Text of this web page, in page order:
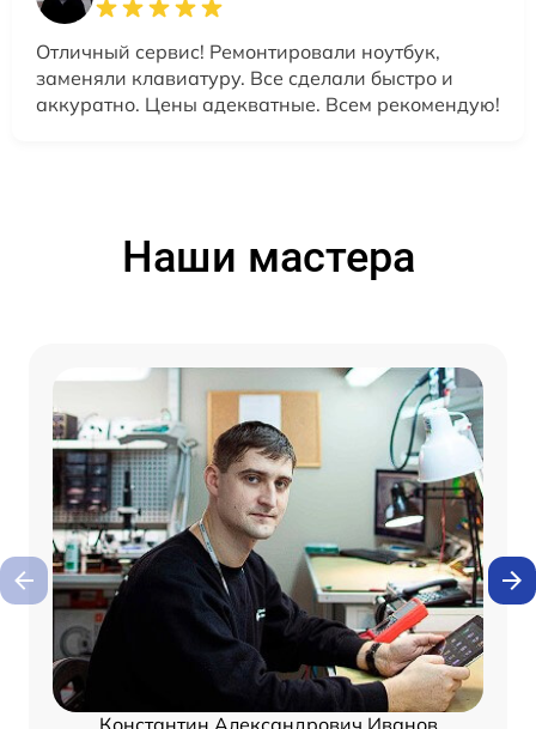
Отличный сервис! Ремонтировали ноутбук,
заменяли клавиатуру. Все сделали быстро и
аккуратно. Цены адекватные. Всем рекомендую!
Наши мастера